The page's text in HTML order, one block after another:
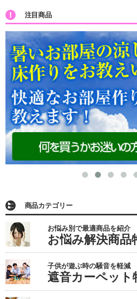
注目商品
商品カテゴリー
お悩み別で最適商品を紹介
お悩み解決商品
子供が遊ぶ時の騒音を軽減
遮音カーペット